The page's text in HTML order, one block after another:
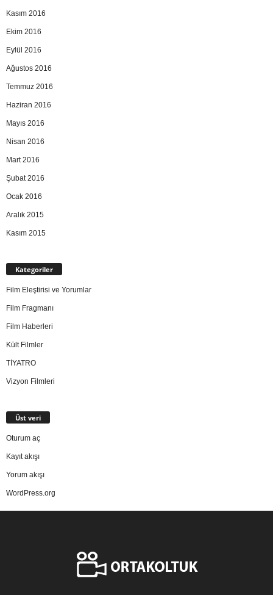
Kasım 2016
Ekim 2016
Eylül 2016
Ağustos 2016
Temmuz 2016
Haziran 2016
Mayıs 2016
Nisan 2016
Mart 2016
Şubat 2016
Ocak 2016
Aralık 2015
Kasım 2015
Kategoriler
Film Eleştirisi ve Yorumlar
Film Fragmanı
Film Haberleri
Kült Filmler
TİYATRO
Vizyon Filmleri
Üst veri
Oturum aç
Kayıt akışı
Yorum akışı
WordPress.org